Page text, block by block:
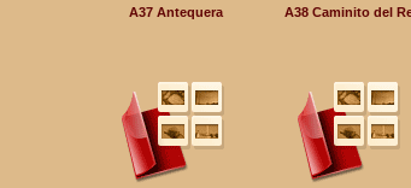
A37 Antequera A38 Caminito del